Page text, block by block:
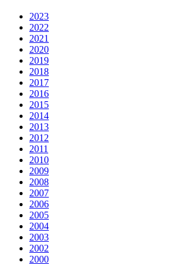
2023
2022
2021
2020
2019
2018
2017
2016
2015
2014
2013
2012
2011
2010
2009
2008
2007
2006
2005
2004
2003
2002
2000